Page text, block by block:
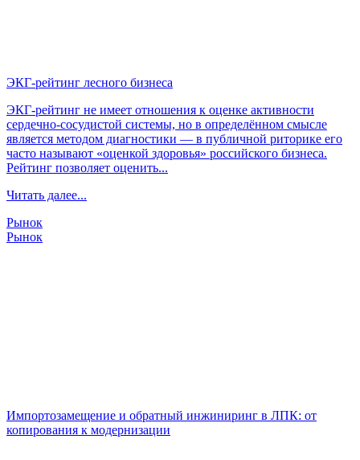
ЭКГ-рейтинг лесного бизнеса
ЭКГ-рейтинг не имеет отношения к оценке активности
сердечно-сосудистой системы, но в определённом смысле
является методом диагностики — в публичной риторике его
часто называют «оценкой здоровья» российского бизнеса.
Рейтинг позволяет оценить...
Читать далее...
Рынок
Рынок
Импортозамещение и обратный инжиниринг в ЛПК: от
копирования к модернизации